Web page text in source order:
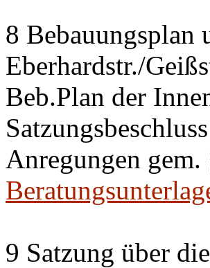
8 Bebauungsplan
Eberhardstr./
Beb.Plan der
Anregungen
9 Satzung über